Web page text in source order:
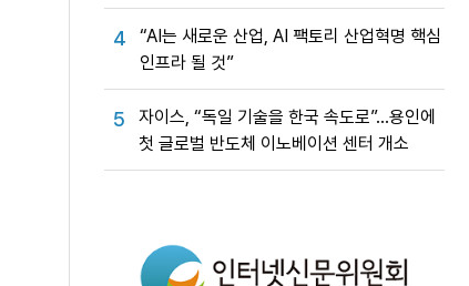
4
“AI는 새로운 산업, AI 팩토리 산업혁명 핵심
인프라 될 것”
5
자이스, “독일 기술을 한국 속도로”…용인에
첫 글로벌 반도체 이노베이션 센터 개소